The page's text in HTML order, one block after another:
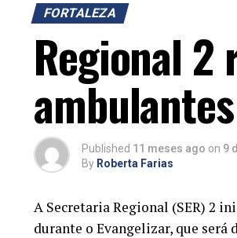
FORTALEZA
Regional 2
Published 11 meses ago on 9
By Roberta Farias
A Secretaria Regional (SER) 2
durante o Evangelizar, que será